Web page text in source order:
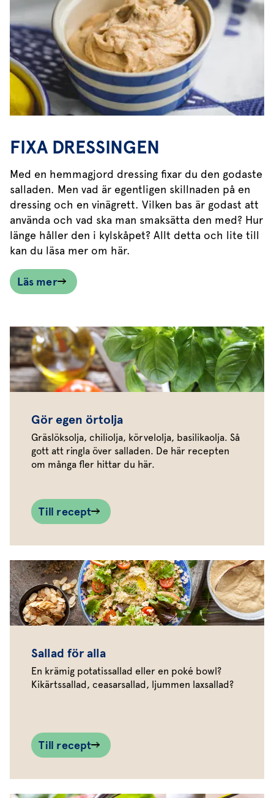
FIXA DRESSINGEN
Med en hemmagjord dressing fixar du den godaste
salladen. Men vad är egentligen skillnaden på en
dressing och en vinägrett. Vilken bas är godast att
använda och vad ska man smaksätta den med? Hur
länge håller den i kylskåpet? Allt detta och lite till
kan du läsa mer om här.
Läs mer
Gör egen örtolja
Gräslöksolja, chiliolja, körvelolja, basilikaolja. Så
gott att ringla över salladen. De här recepten
om många fler hittar du här.
Till recept
Sallad för alla
En krämig potatissallad eller en poké bowl?
Kikärtssallad, ceasarsallad, ljummen laxsallad?
Till recept